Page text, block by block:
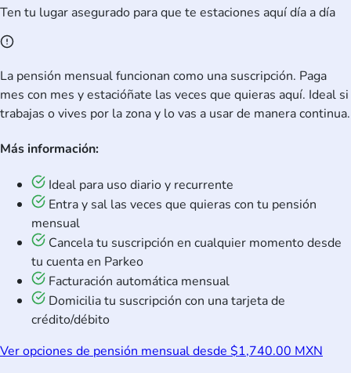
Ten tu lugar asegurado para que te estaciones aquí día a día
La pensión mensual funcionan como una suscripción. Paga
mes con mes y estacióñate las veces que quieras aquí. Ideal si
trabajas o vives por la zona y lo vas a usar de manera continua.
Más información:
Ideal para uso diario y recurrente
Entra y sal las veces que quieras con tu pensión
mensual
Cancela tu suscripción en cualquier momento desde
tu cuenta en Parkeo
Facturación automática mensual
Domicilia tu suscripción con una tarjeta de
crédito/débito
Ver opciones de pensión mensual desde $1,740.00 MXN